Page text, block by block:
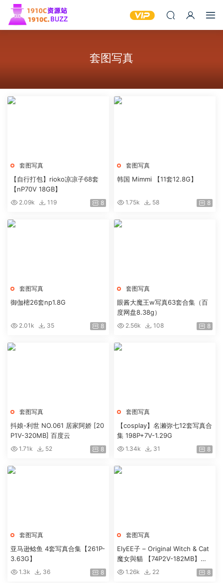
套图写真
套图写真
【自行打包】rioko凉凉子68套
【nP70V 18GB】
2.09k 119 8
套图写真
韩国 Mimmi 【11套12.8G】
1.75k 58 8
套图写真
御伽樒26套np1.8G
2.01k 35 8
套图写真
眼酱大魔王w写真63套合集（百
度网盘8.38g）
2.56k 108 8
套图写真
抖娘-利世 NO.061 居家阿娇 [20
P1V-320MB] 百度云
1.71k 52 8
套图写真
【cosplay】名濑弥七12套写真合
集 198P+7V-1.29G
1.34k 31 8
套图写真
亚马逊鲶鱼 4套写真合集【261P-
3.63G】
1.3k 36 8
套图写真
ElyEE子 – Original Witch & Cat
魔女與貓 【74P2V-182MB】
【百度网盘】
1.26k 22 8